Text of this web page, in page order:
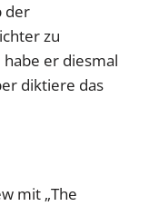
der
zu
er diesmal
diktiere das
mit „The